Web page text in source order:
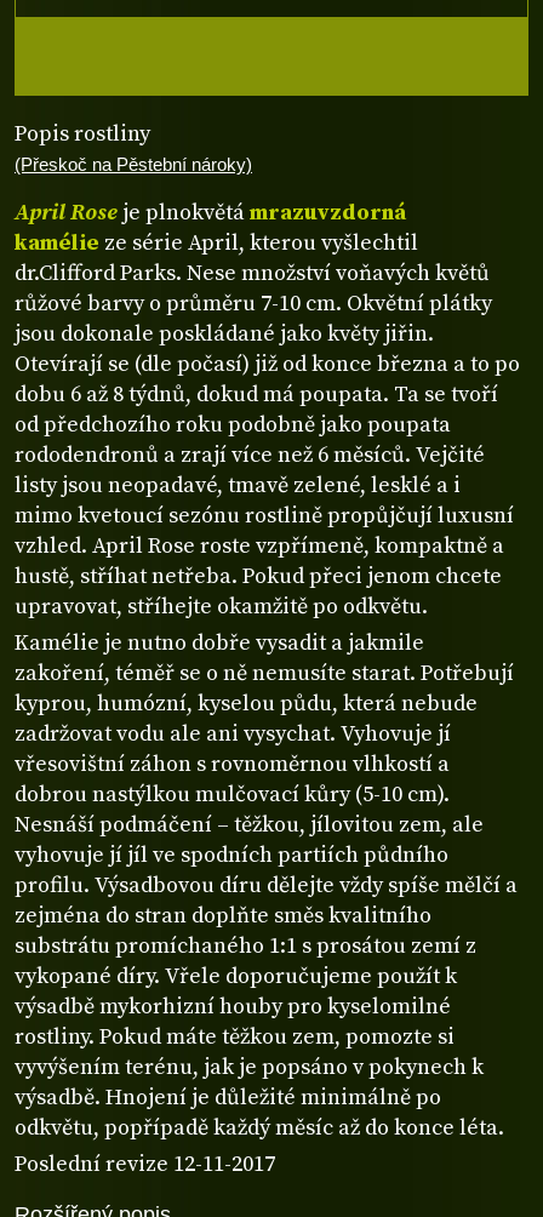
Popis rostliny
(Přeskoč na Pěstební nároky)
April Rose je plnokvětámrazuvzdorná
kamélie ze série April, kterou vyšlechtil
dr.Clifford Parks. Nese množství voňavých květů
růžové barvy o průměru 7-10 cm. Okvětní plátky
jsou dokonale poskládané jako květy jiřin.
Otevírají se (dle počasí) již od konce března a to po
dobu 6 až 8 týdnů, dokud má poupata. Ta se tvoří
od předchozího roku podobně jako poupata
rododendronů a zrají více než 6 měsíců. Vejčité
listy jsou neopadavé, tmavě zelené, lesklé a i
mimo kvetoucí sezónu rostlině propůjčují luxusní
vzhled. April Rose roste vzpřímeně, kompaktně a
hustě, stříhat netřeba. Pokud přeci jenom chcete
upravovat, stříhejte okamžitě po odkvětu.
Kamélie je nutno dobře vysadit a jakmile
zakoření, téměř se o ně nemusíte starat. Potřebují
kyprou, humózní, kyselou půdu, která nebude
zadržovat vodu ale ani vysychat. Vyhovuje jí
vřesovištní záhon s rovnoměrnou vlhkostí a
dobrou nastýlkou mulčovací kůry (5-10 cm).
Nesnáší podmáčení – těžkou, jílovitou zem, ale
vyhovuje jí jíl ve spodních partiích půdního
profilu. Výsadbovou díru dělejte vždy spíše mělčí a
zejména do stran doplňte směs kvalitního
substrátu promíchaného 1:1 s prosátou zemí z
vykopané díry. Vřele doporučujeme použít k
výsadbě mykorhizní houby pro kyselomilné
rostliny. Pokud máte těžkou zem, pomozte si
vyvýšením terénu, jak je popsáno v pokynech k
výsadbě. Hnojení je důležité minimálně po
odkvětu, popřípadě každý měsíc až do konce léta.
Poslední revize 12-11-2017